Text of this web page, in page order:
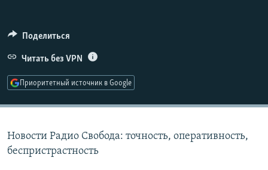
ПОДПИШИТЕСЬ НА РАССЫЛКУ
СОЦИАЛЬНЫЕ СЕТИ
Поделиться
Читать без VPN
Приоритетный источник в Google
Новости Радио Свобода: точность, оперативность,
беспристрастность